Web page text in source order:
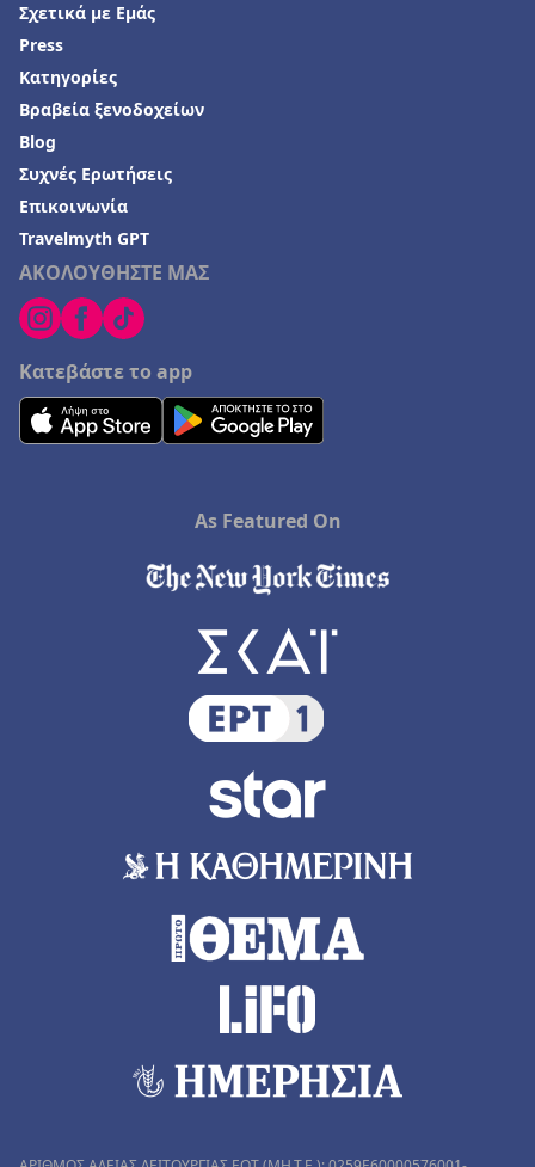
ΑΚΟΛΟΥΘΗΣΤΕ ΜΑΣ
Κατεβάστε το app
Σχετικά με Εμάς
Press
Κατηγορίες
Βραβεία ξενοδοχείων
Blog
Συχνές Ερωτήσεις
Επικοινωνία
Travelmyth GPT
As Featured On